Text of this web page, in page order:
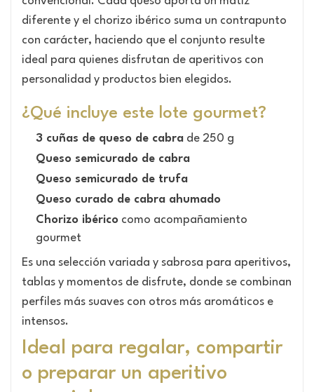
diferente y el chorizo ibérico suma un contrapunto
con carácter, haciendo que el conjunto resulte
ideal para quienes disfrutan de aperitivos con
personalidad y productos bien elegidos.
¿Qué incluye este lote gourmet?
3 cuñas de queso de cabra de 250 g
Queso semicurado de cabra
Queso semicurado de trufa
Queso curado de cabra ahumado
Chorizo ibérico como acompañamiento
gourmet
Es una selección variada y sabrosa para aperitivos,
tablas y momentos de disfrute, donde se combinan
perfiles más suaves con otros más aromáticos e
intensos.
Ideal para regalar, compartir
o preparar un aperitivo